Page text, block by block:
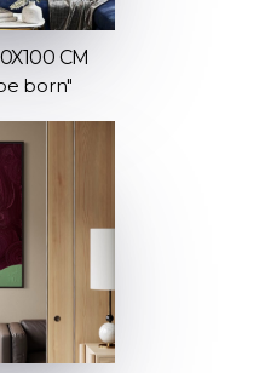
CM
born"